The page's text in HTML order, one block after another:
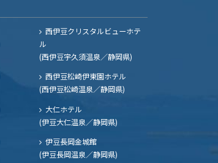
西伊豆クリスタルビューホテ
ル
(西伊豆宇久須温泉／静岡県)
西伊豆松崎伊東園ホテル
(西伊豆松崎温泉／静岡県)
大仁ホテル
(伊豆大仁温泉／静岡県)
伊豆長岡金城館
(伊豆長岡温泉／静岡県)